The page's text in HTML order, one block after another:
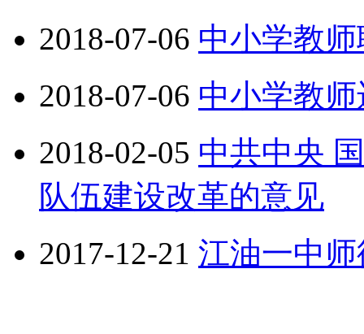
2018-07-06 中小学教
2018-07-06 中小学教
2018-02-05 中共中央
队伍建设改革的意见
2017-12-21 江油一中